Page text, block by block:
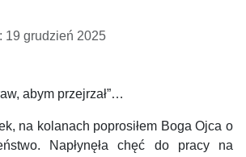
19 grudzień 2025
abym przejrzał”…
na kolanach poprosiłem Boga Ojca o
Napłynęła chęć do pracy na